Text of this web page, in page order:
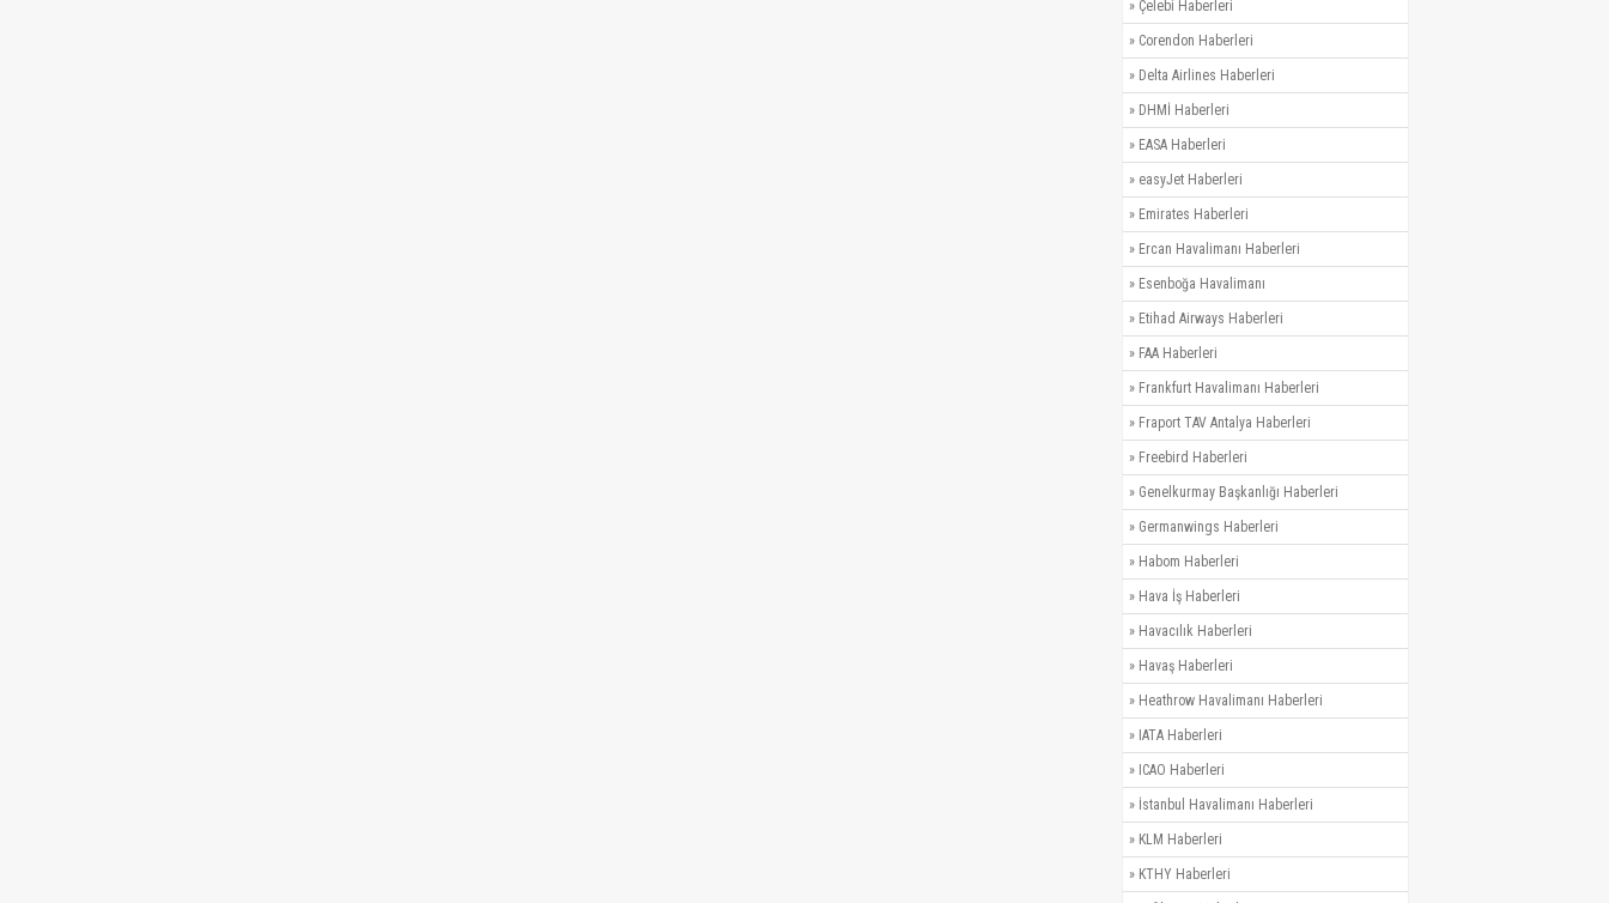
» Çelebi Haberleri
» Corendon Haberleri
» Delta Airlines Haberleri
» DHMİ Haberleri
» EASA Haberleri
» easyJet Haberleri
» Emirates Haberleri
» Ercan Havalimanı Haberleri
» Esenboğa Havalimanı
» Etihad Airways Haberleri
» FAA Haberleri
» Frankfurt Havalimanı Haberleri
» Fraport TAV Antalya Haberleri
» Freebird Haberleri
» Genelkurmay Başkanlığı Haberleri
» Germanwings Haberleri
» Habom Haberleri
» Hava İş Haberleri
» Havacılık Haberleri
» Havaş Haberleri
» Heathrow Havalimanı Haberleri
» IATA Haberleri
» ICAO Haberleri
» İstanbul Havalimanı Haberleri
» KLM Haberleri
» KTHY Haberleri